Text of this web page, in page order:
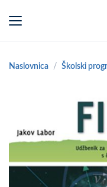
Naslovnica Školski